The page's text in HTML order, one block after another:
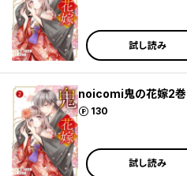
試し読み
noicomi鬼の花嫁2巻
130
ポイント
試し読み